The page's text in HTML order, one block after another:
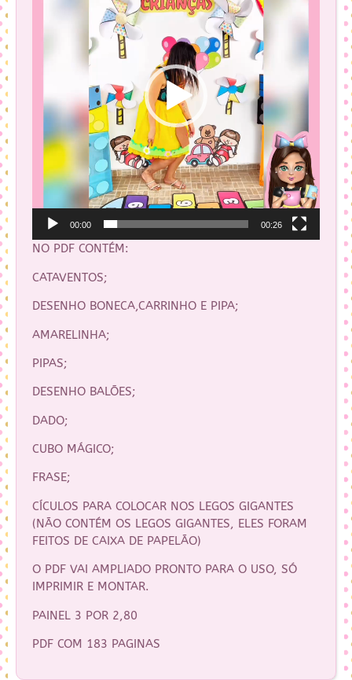
00:00 00:26
NO PDF CONTÉM:
CATAVENTOS;
DESENHO BONECA,CARRINHO E PIPA;
AMARELINHA;
PIPAS;
DESENHO BALÕES;
DADO;
CUBO MÁGICO;
FRASE;
CÍCULOS PARA COLOCAR NOS LEGOS GIGANTES
(NÃO CONTÉM OS LEGOS GIGANTES, ELES FORAM
FEITOS DE CAIXA DE PAPELÃO)
O PDF VAI AMPLIADO PRONTO PARA O USO, SÓ
IMPRIMIR E MONTAR.
PAINEL 3 POR 2,80
PDF COM 183 PAGINAS